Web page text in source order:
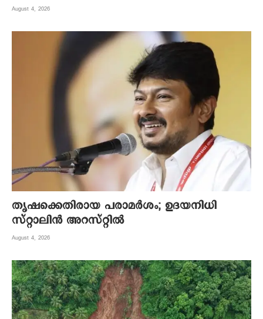
August 4, 2026
തൃഷക്കെതിരായ പരാമർശം; ഉദയനിധി
സ്റ്റാലിൻ അറസ്റ്റിൽ
August 4, 2026